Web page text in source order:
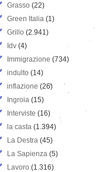
Grasso (22)
Green Italia (1)
Grillo (2.941)
Idv (4)
Immigrazione (734)
indulto (14)
inflazione (26)
Ingroia (15)
Interviste (16)
la casta (1.394)
La Destra (45)
La Sapienza (5)
Lavoro (1.316)